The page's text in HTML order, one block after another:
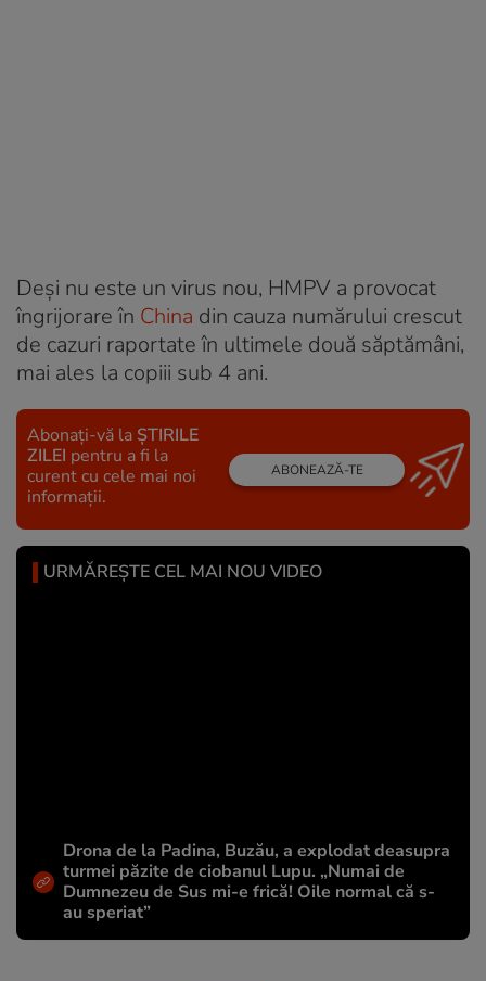
Deși nu este un virus nou, HMPV a provocat
îngrijorare în China din cauza numărului crescut
de cazuri raportate în ultimele două săptămâni,
mai ales la copiii sub 4 ani.
Abonați-vă la ȘTIRILE
ZILEI pentru a fi la
curent cu cele mai noi
informații.
ABONEAZĂ-TE
URMĂREȘTE CEL MAI NOU VIDEO
Drona de la Padina, Buzău, a explodat deasupra
turmei păzite de ciobanul Lupu. „Numai de
Dumnezeu de Sus mi-e frică! Oile normal că s-
au speriat”